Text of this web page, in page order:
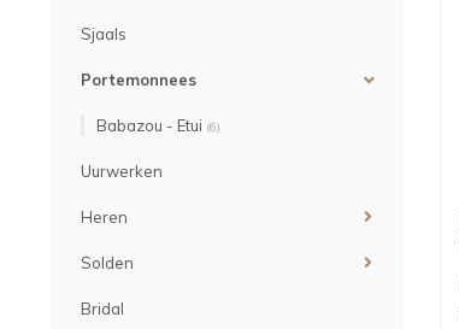
Sjaals
Portemonnees
Babazou - Etui (6)
Uurwerken
Heren
Solden
Bridal